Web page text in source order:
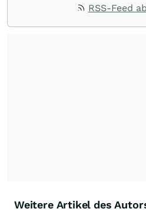
RSS-Feed
Weitere Artikel des